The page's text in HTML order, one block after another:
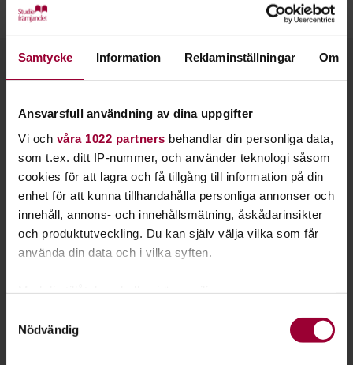
Samtycke Information Reklaminställningar Om
Ansvarsfull användning av dina uppgifter
Vi och våra 1022 partners behandlar din personliga data,
som t.ex. ditt IP-nummer, och använder teknologi såsom
cookies för att lagra och få tillgång till information på din
enhet för att kunna tillhandahålla personliga annonser och
innehåll, annons- och innehållsmätning, åskådarinsikter
och produktutveckling. Du kan själv välja vilka som får
använda din data och i vilka syften.
som kan ha en noggrannhet på upp till flera meter
Nödvändig
Läs mer om sång på vår sajt
Kontakt